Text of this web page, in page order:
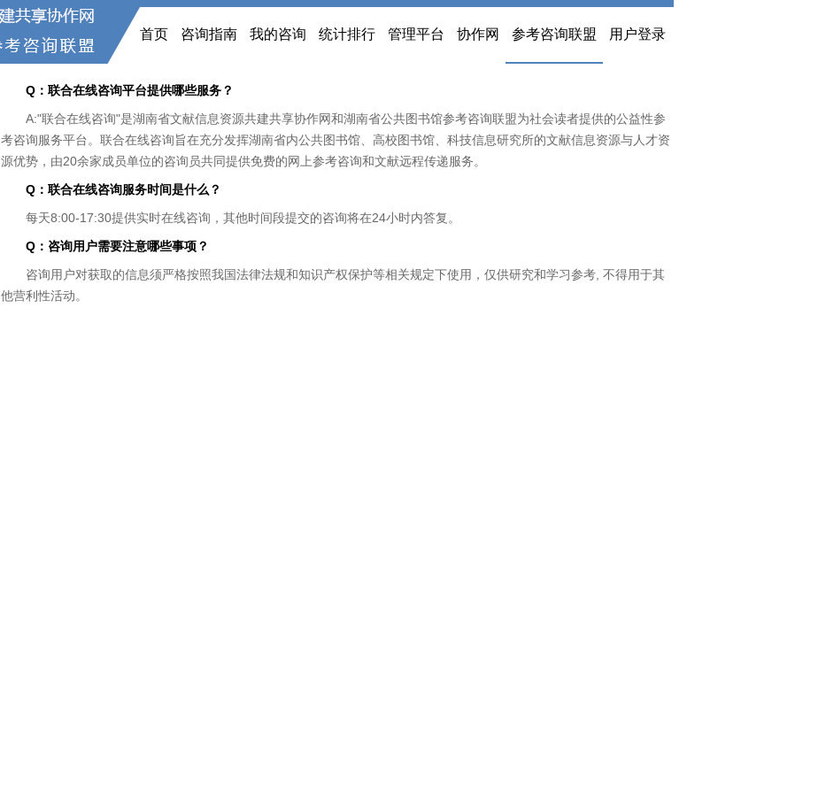
首页 咨询指南 我的咨询 统计排行 管理平台 协作网 参考咨询联盟 用户登录
Q：联合在线咨询平台提供哪些服务？
A:"联合在线咨询"是湖南省文献信息资源共建共享协作网和湖南省公共图书馆参考咨询联盟为社会读者提供的公益性参
考咨询服务平台。联合在线咨询旨在充分发挥湖南省内公共图书馆、高校图书馆、科技信息研究所的文献信息资源与人才资
源优势，由20余家成员单位的咨询员共同提供免费的网上参考咨询和文献远程传递服务。
Q：联合在线咨询服务时间是什么？
每天8:00-17:30提供实时在线咨询，其他时间段提交的咨询将在24小时内答复。
Q：咨询用户需要注意哪些事项？
咨询用户对获取的信息须严格按照我国法律法规和知识产权保护等相关规定下使用，仅供研究和学习参考, 不得用于其
他营利性活动。